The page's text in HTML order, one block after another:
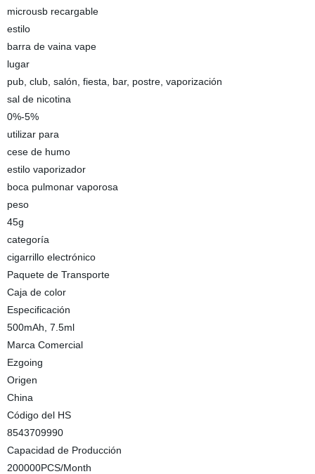
microusb recargable
estilo
barra de vaina vape
lugar
pub, club, salón, fiesta, bar, postre, vaporización
sal de nicotina
0%-5%
utilizar para
cese de humo
estilo vaporizador
boca pulmonar vaporosa
peso
45g
categoría
cigarrillo electrónico
Paquete de Transporte
Caja de color
Especificación
500mAh, 7.5ml
Marca Comercial
Ezgoing
Origen
China
Código del HS
8543709990
Capacidad de Producción
200000PCS/Month